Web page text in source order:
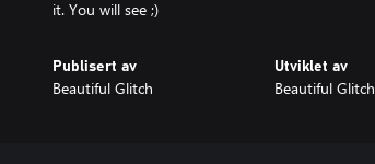
it. You will see ;)
Publisert av
Beautiful Glitch
Utviklet av
Beautiful Glitch